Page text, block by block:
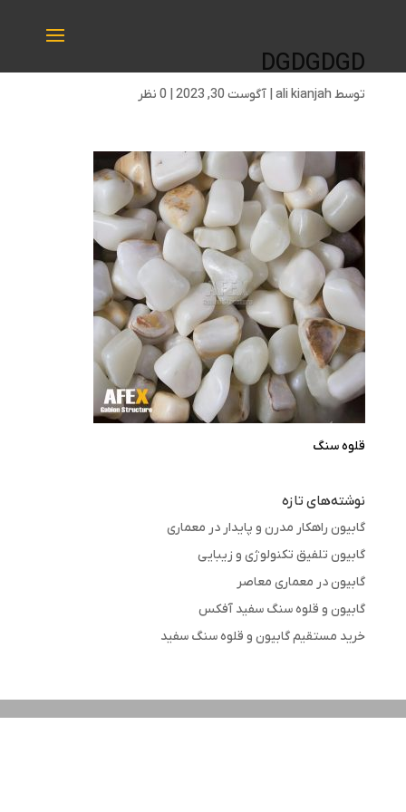
DGDGDGD
توسط ali kianjah
| آگوست 30, 2023 | 0 نظر
قلوه سنگ
نوشته‌های تازه
گابیون راهکار مدرن و پایدار در معماری
گابیون تلفیق تکنولوژی و زیبایی
گابیون در معماری معاصر
گابیون و قلوه سنگ سفید آفکس
خرید مستقیم گابیون و قلوه سنگ سفید